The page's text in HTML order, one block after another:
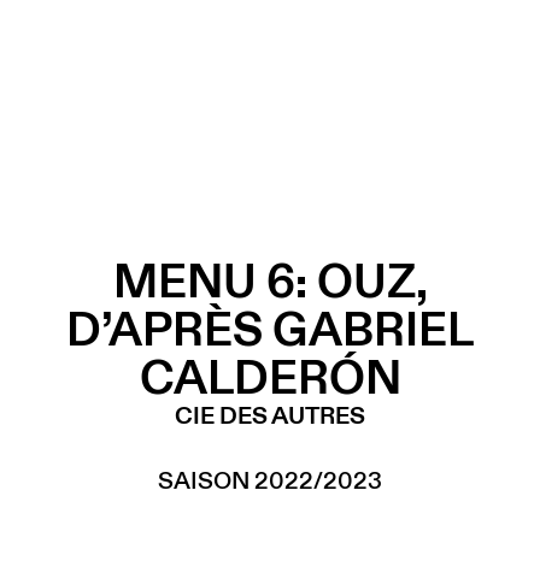
MENU 6: OUZ,
D’APRÈS GABRIEL
CALDERÓN
CIE DES AUTRES
SAISON 2022/2023